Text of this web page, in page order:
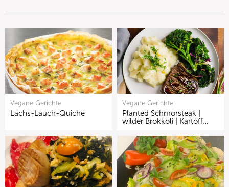
Vegane Gerichte
Lachs-Lauch-Quiche
Vegane Gerichte
Planted Schmorsteak |
wilder Brokkoli | Kartoff…